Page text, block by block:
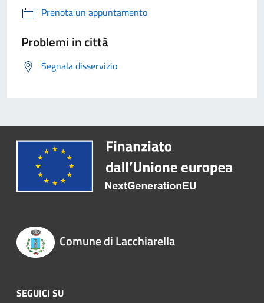
Prenota un appuntamento
Problemi in città
Segnala disservizio
Comune di Lacchiarella
SEGUICI SU